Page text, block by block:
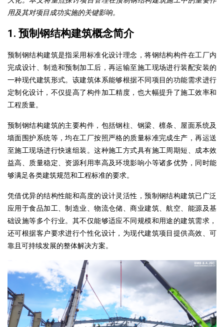
用及其对项目成功实施的关键影响。
1. 预制钢结构建筑概念简介
预制钢结构建筑是指采用标准化设计理念，将钢结构构件在工厂内
完成设计、制造和预制加工后，再运输至施工现场进行装配安装的
一种现代建筑形式。该建筑体系能够根据不同项目的功能需求进行
定制化设计，不仅提高了构件加工精度， 也大幅提升了施工效率和
工程质量。
预制钢结构建筑的主要构件，包括钢柱、钢梁、檩条、屋面系统及
墙面围护系统等，均在工厂按照严格的质量标准完成生产，再运送
至施工现场进行快速组装。这种施工方式具有施工周期短、成本效
益高、质量稳定、 资源利用率高及环境影响小等诸多优势 ，同时能
够满足各类建筑规范和工程标准的要求。
凭借优异的结构性能和高度的设计灵活性，预制钢结构建筑已广泛
应用于食品加工、制造业、物流仓储、商业建筑、航空、能源及基
础设施等多个行业。其不仅能够适应不同规模和用途的建筑需求，
还可根据客户要求进行个性化设计，为现代建筑项目提供高效、可
靠且可持续发展的整体解决方案。